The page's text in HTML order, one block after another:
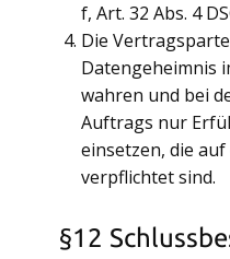
f, Art. 32 Abs. 4
Die
Datengeheimnis
wahren und bei
Auftrags nur
einsetzen, die
verpflichtet sind.
§12